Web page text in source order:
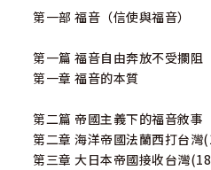
稅」制度公開提出反對的加拿
偕在台灣的事蹟，引導加拿大
議題。」這座150年前搭起的
加各界藉此推動許多紀念活動
同時提升台灣的國際能見度，
環。
第一部 福音（信使與福音）
第一篇 福音自由奔放不受攔阻
第一章 福音的本質
第二篇 帝國主義下的福音敘事
第二章 海洋帝國法蘭西打台灣
第三章 大日本帝國接收台灣